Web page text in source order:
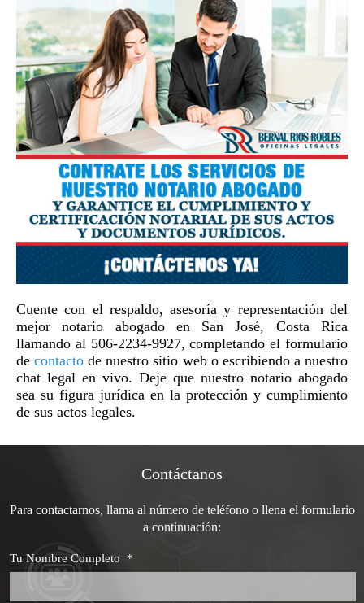
Cuente con el respaldo, asesoría y representación del
mejor notario abogado en San José, Costa Rica
llamando al 506-2234-9927, completando el formulario
decontacto de nuestro sitio web o escribiendo a nuestro
chat legal en vivo. Deje que nuestro notario abogado
sea su figura jurídica en la protección y cumplimiento
de sus actos legales.
Contáctanos
Para contactarnos, llama al número de teléfono o llena el formulario
a continuación:
*
Tu Nombre Completo